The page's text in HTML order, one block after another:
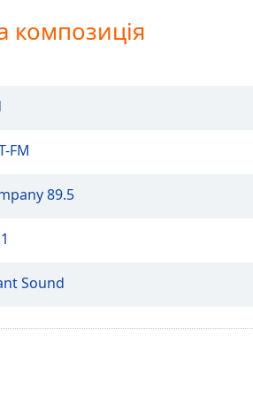
композиція
FM
89.5
Sound